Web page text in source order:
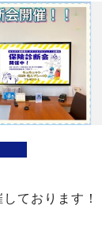
ております！